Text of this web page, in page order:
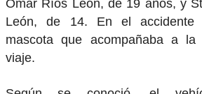
Omar Ríos León, de 19 años, y
León, de 14. En el accidente
mascota que acompañaba a la
viaje.